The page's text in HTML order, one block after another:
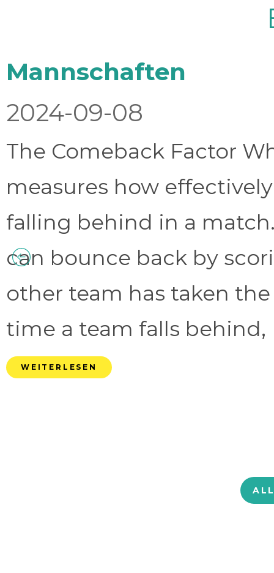
Mannschaften
2024-09-08
The Comeback Factor
measures how
falling behind in a
can bounce back by
other team has taken
time a team falls behind,
WEITERLESEN